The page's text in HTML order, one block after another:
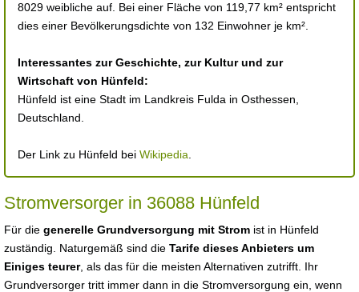
8029 weibliche auf. Bei einer Fläche von 119,77 km² entspricht
dies einer Bevölkerungsdichte von 132 Einwohner je km².
Interessantes zur Geschichte, zur Kultur und zur
Wirtschaft von Hünfeld:
Hünfeld ist eine Stadt im Landkreis Fulda in Osthessen,
Deutschland.
Der Link zu Hünfeld bei Wikipedia
Stromversorger in 36088 Hünfeld
Für die generelle Grundversorgung mit Strom ist in Hünfeld
zuständig. Naturgemäß sind die Tarife dieses Anbieters um
Einiges teurer, als das für die meisten Alternativen zutrifft. Ihr
Grundversorger tritt immer dann in die Stromversorgung ein, wenn